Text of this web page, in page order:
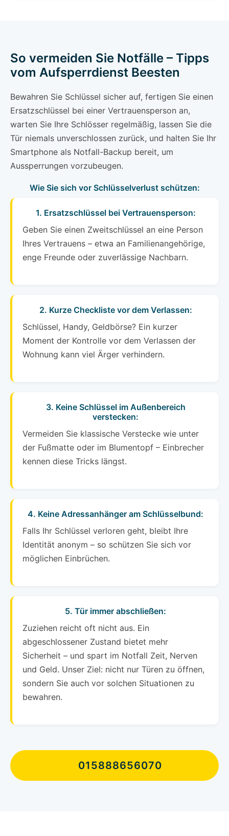
So vermeiden Sie Notfälle – Tipps
vom Aufsperrdienst Beesten
Bewahren Sie Schlüssel sicher auf, fertigen Sie einen
Ersatzschlüssel bei einer Vertrauensperson an,
warten Sie Ihre Schlösser regelmäßig, lassen Sie die
Tür niemals unverschlossen zurück, und halten Sie Ihr
Smartphone als Notfall-Backup bereit, um
Aussperrungen vorzubeugen.
Wie Sie sich vor Schlüsselverlust schützen:
1. Ersatzschlüssel bei Vertrauensperson:
Geben Sie einen Zweitschlüssel an eine Person
Ihres Vertrauens – etwa an Familienangehörige,
enge Freunde oder zuverlässige Nachbarn.
2. Kurze Checkliste vor dem Verlassen:
Schlüssel, Handy, Geldbörse? Ein kurzer
Moment der Kontrolle vor dem Verlassen der
Wohnung kann viel Ärger verhindern.
3. Keine Schlüssel im Außenbereich
verstecken:
Vermeiden Sie klassische Verstecke wie unter
der Fußmatte oder im Blumentopf – Einbrecher
kennen diese Tricks längst.
4. Keine Adressanhänger am Schlüsselbund:
Falls Ihr Schlüssel verloren geht, bleibt Ihre
Identität anonym – so schützen Sie sich vor
möglichen Einbrüchen.
5. Tür immer abschließen:
Zuziehen reicht oft nicht aus. Ein
abgeschlossener Zustand bietet mehr
Sicherheit – und spart im Notfall Zeit, Nerven
und Geld. Unser Ziel: nicht nur Türen zu öffnen,
sondern Sie auch vor solchen Situationen zu
bewahren.
015888656070